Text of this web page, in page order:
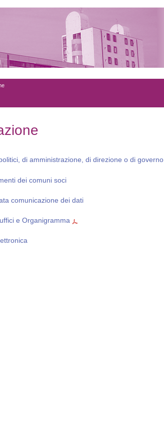
di amministrazione, di direzione o di governo
dei comuni soci
comunicazione dei dati
e Organigramma